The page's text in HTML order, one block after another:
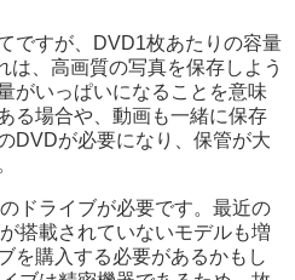
ですが、DVD1枚あたりの容量
は、高画質の写真を保存しよう
がいっぱいになることを意味
る場合や、動画も一緒に保存
DVDが必要になり、保管が大
ドライブが必要です。最近の
搭載されていないモデルも増
を購入する必要があるかもし